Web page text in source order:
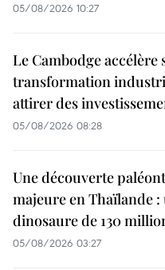
05/08/2026 10:27
Le Cambodge accélère
transformation
attirer des
05/08/2026 08:28
Une découverte
majeure en Thaïlande :
dinosaure de 130
05/08/2026 03:27